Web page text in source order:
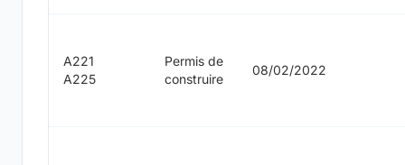
A221
A225
Permis de
construire
08/02/2022